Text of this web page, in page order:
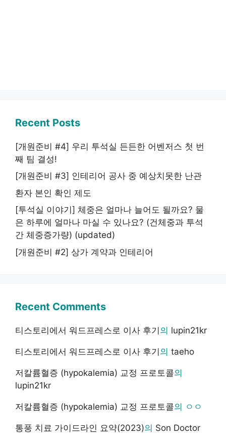
Recent Posts
[개원준비 #4] 우리 투석실 든든한 어벤저스 첫 번
째 팀 결성!
[개원준비 #3] 인테리어 공사 중 예상치못한 난관
환자 본인 확인 제도
[투석실 이야기] 체중은 얼마나 늘어도 될까요? 물
은 하루에 얼마나 마실 수 있나요? (건체중과 투석
간 체중증가량) (updated)
[개원준비 #2] 상가 계약과 인테리어
Recent Comments
티스토리에서 워드프레스로 이사 후기의 lupin21kr
티스토리에서 워드프레스로 이사 후기의 taeho
저칼륨혈증 (hypokalemia) 교정 프로토콜의
lupin21kr
저칼륨혈증 (hypokalemia) 교정 프로토콜의 ㅇㅇ
통풍 치료 가이드라인 요약(2023)의 Son Doctor